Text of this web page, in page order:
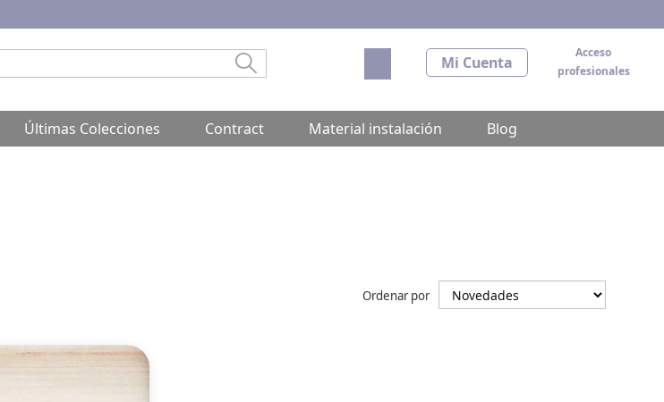
Acceso
profesionales
Mi Cuenta
Mi carrito
Últimas Colecciones Contract Material instalación Blog
Ordenar por